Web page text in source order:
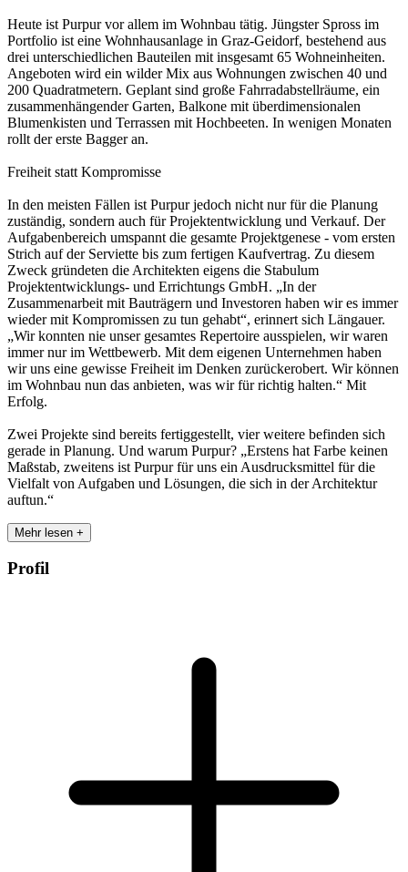
Heute ist Purpur vor allem im Wohnbau tätig. Jüngster Spross im
Portfolio ist eine Wohnhausanlage in Graz-Geidorf, bestehend aus
drei unterschiedlichen Bauteilen mit insgesamt 65 Wohneinheiten.
Angeboten wird ein wilder Mix aus Wohnungen zwischen 40 und
200 Quadratmetern. Geplant sind große Fahrradabstellräume, ein
zusammenhängender Garten, Balkone mit überdimensionalen
Blumenkisten und Terrassen mit Hochbeeten. In wenigen Monaten
rollt der erste Bagger an.
Freiheit statt Kompromisse
In den meisten Fällen ist Purpur jedoch nicht nur für die Planung
zuständig, sondern auch für Projektentwicklung und Verkauf. Der
Aufgabenbereich umspannt die gesamte Projektgenese - vom ersten
Strich auf der Serviette bis zum fertigen Kaufvertrag. Zu diesem
Zweck gründeten die Architekten eigens die Stabulum
Projektentwicklungs- und Errichtungs GmbH. „In der
Zusammenarbeit mit Bauträgern und Investoren haben wir es immer
wieder mit Kompromissen zu tun gehabt“, erinnert sich Längauer.
„Wir konnten nie unser gesamtes Repertoire ausspielen, wir waren
immer nur im Wettbewerb. Mit dem eigenen Unternehmen haben
wir uns eine gewisse Freiheit im Denken zurückerobert. Wir können
im Wohnbau nun das anbieten, was wir für richtig halten.“ Mit
Erfolg.
Zwei Projekte sind bereits fertiggestellt, vier weitere befinden sich
gerade in Planung. Und warum Purpur? „Erstens hat Farbe keinen
Maßstab, zweitens ist Purpur für uns ein Ausdrucksmittel für die
Vielfalt von Aufgaben und Lösungen, die sich in der Architektur
auftun.“
Mehr lesen +
Profil